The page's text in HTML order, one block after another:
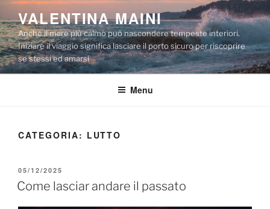
Salta
al
contenuto
VALENTINA MAINI
Anche il mare più calmo può nascondere tempeste interiori.
Iniziare il viaggio significa lasciare il porto sicuro per riscoprire
se stessi ed amarsi
Menu
CATEGORIA: LUTTO
PUBBLICATO
IL
05/12/2025
Come lasciar andare il passato